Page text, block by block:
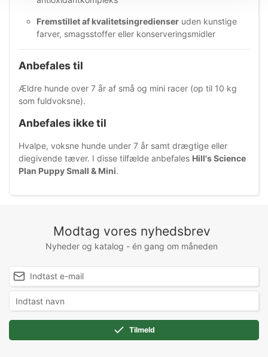
Fremstillet af kvalitetsingredienser uden kunstige
farver, smagsstoffer eller konserveringsmidler
Anbefales til
Ældre hunde over 7 år af små og mini racer (op til 10 kg
som fuldvoksne).
Anbefales ikke til
Hvalpe, voksne hunde under 7 år samt drægtige eller
diegivende tæver. I disse tilfælde anbefales Hill's Science
Plan Puppy Small & Mini.
Modtag vores nyhedsbrev
Nyheder og katalog - én gang om måneden
Tilmeld